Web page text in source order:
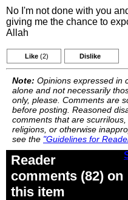
No I'm not done with you
giving me the chance to
Allah
Like (2) Dislike
Note: Opinions expressed in
alone and not necessarily
only, please. Comments are
before posting. Reasoned
comments that are
religions, or otherwise
see the "Guidelines for
Reader
comments (82) on
this item